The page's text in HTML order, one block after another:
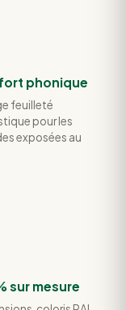
phonique
feuilleté
pour les
exposées au
sur mesure